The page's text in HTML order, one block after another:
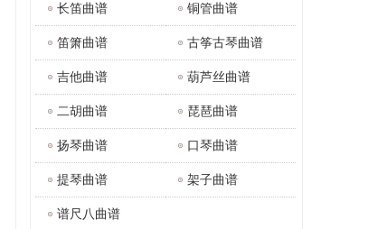
长笛曲谱 铜管曲谱
笛箫曲谱 古筝古琴曲谱
吉他曲谱 葫芦丝曲谱
二胡曲谱 琵琶曲谱
扬琴曲谱 口琴曲谱
提琴曲谱 架子曲谱
谱尺八曲谱